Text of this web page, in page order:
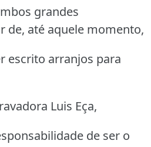
grandes
de, até aquele momento,
escrito arranjos para
Luis Eça,
de ser o